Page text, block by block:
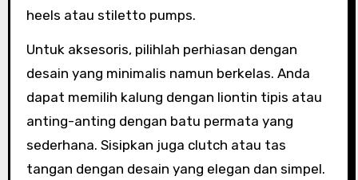
heels atau stiletto pumps.
Untuk aksesoris, pilihlah perhiasan dengan
desain yang minimalis namun berkelas. Anda
dapat memilih kalung dengan liontin tipis atau
anting-anting dengan batu permata yang
sederhana. Sisipkan juga clutch atau tas
tangan dengan desain yang elegan dan simpel.